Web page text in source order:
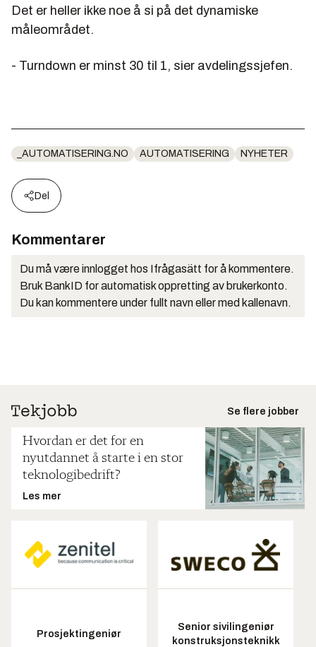
Det er heller ikke noe å si på det dynamiske
måleområdet.
- Turndown er minst 30 til 1, sier avdelingssjefen.
_AUTOMATISERING.NO AUTOMATISERING NYHETER
Del
Kommentarer
Du må være innlogget hos Ifrågasätt for å kommentere.
Bruk BankID for automatisk oppretting av brukerkonto.
Du kan kommentere under fullt navn eller med kallenavn.
Se flere jobber
Hvordan er det for en
nyutdannet å starte i en stor
teknologibedrift?
Les mer
Prosjektingeniør
Senior sivilingeniør
konstruksjonsteknikk